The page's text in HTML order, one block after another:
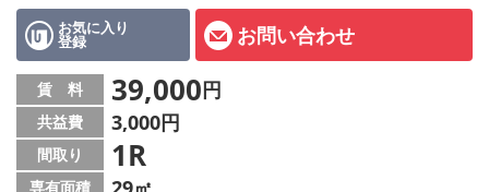
お気に入り
登録 お問い合わせ
賃 料 39,000円
共益費 3,000円
間取り 1R
専有面積